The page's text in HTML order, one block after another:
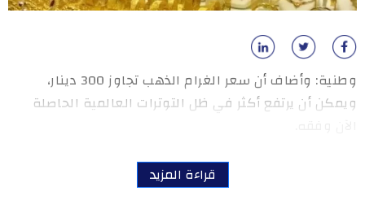
وطنية: وأضاف أن سعر الغرام الذهب تجاوز 300 دينار،
ويمكن أن يرتفع أكثر في ظل التوترات العالمية الحاصلة
قراءة المزيد